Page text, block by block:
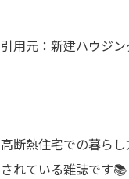
引用元：新建ハウジン
高断熱住宅での暮ら
されている雑誌です📚